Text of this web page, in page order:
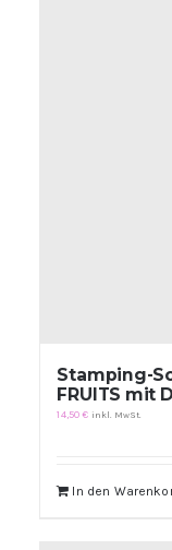
Stamping-
FRUITS mit
14,50€ inkl. MwSt.
In den